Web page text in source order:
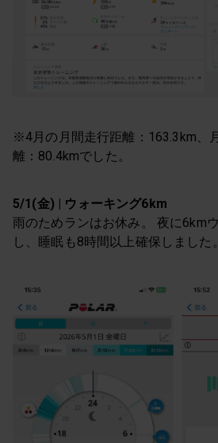
※4月の月間走行距離：163.3km、
離：80.4kmでした。
5/1(金) | ウォーキング6km
雨のためランはお休み。 夜に6km
し、睡眠も8時間以上確保しました。